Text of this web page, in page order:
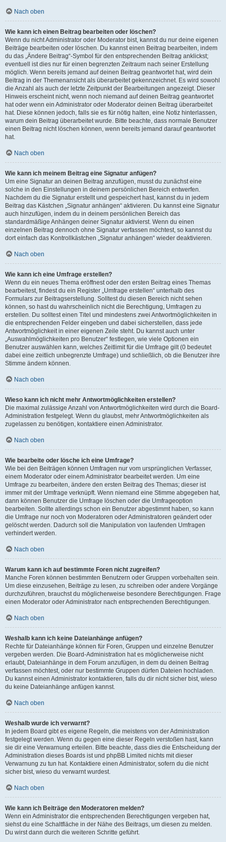
Nach oben
Wie kann ich einen Beitrag bearbeiten oder löschen?
Wenn du nicht Administrator oder Moderator bist, kannst du nur deine eigenen
Beiträge bearbeiten oder löschen. Du kannst einen Beitrag bearbeiten, indem
du das „Ändere Beitrag“-Symbol für den entsprechenden Beitrag anklickst;
eventuell ist dies nur für einen begrenzten Zeitraum nach seiner Erstellung
möglich. Wenn bereits jemand auf deinen Beitrag geantwortet hat, wird dein
Beitrag in der Themenansicht als überarbeitet gekennzeichnet. Es wird sowohl
die Anzahl als auch der letzte Zeitpunkt der Bearbeitungen angezeigt. Dieser
Hinweis erscheint nicht, wenn noch niemand auf deinen Beitrag geantwortet
hat oder wenn ein Administrator oder Moderator deinen Beitrag überarbeitet
hat. Diese können jedoch, falls sie es für nötig halten, eine Notiz hinterlassen,
warum dein Beitrag überarbeitet wurde. Bitte beachte, dass normale Benutzer
einen Beitrag nicht löschen können, wenn bereits jemand darauf geantwortet
hat.
Nach oben
Wie kann ich meinem Beitrag eine Signatur anfügen?
Um eine Signatur an deinen Beitrag anzufügen, musst du zunächst eine
solche in den Einstellungen in deinem persönlichen Bereich entwerfen.
Nachdem du die Signatur erstellt und gespeichert hast, kannst du in jedem
Beitrag das Kästchen „Signatur anhängen“ aktivieren. Du kannst eine Signatur
auch hinzufügen, indem du in deinem persönlichen Bereich das
standardmäßige Anhängen deiner Signatur aktivierst. Wenn du einen
einzelnen Beitrag dennoch ohne Signatur verfassen möchtest, so kannst du
dort einfach das Kontrollkästchen „Signatur anhängen“ wieder deaktivieren.
Nach oben
Wie kann ich eine Umfrage erstellen?
Wenn du ein neues Thema eröffnest oder den ersten Beitrag eines Themas
bearbeitest, findest du ein Register „Umfrage erstellen“ unterhalb des
Formulars zur Beitragserstellung. Solltest du diesen Bereich nicht sehen
können, so hast du wahrscheinlich nicht die Berechtigung, Umfragen zu
erstellen. Du solltest einen Titel und mindestens zwei Antwortmöglichkeiten in
die entsprechenden Felder eingeben und dabei sicherstellen, dass jede
Antwortmöglichkeit in einer eigenen Zeile steht. Du kannst auch unter
„Auswahlmöglichkeiten pro Benutzer“ festlegen, wie viele Optionen ein
Benutzer auswählen kann, welches Zeitlimit für die Umfrage gilt (0 bedeutet
dabei eine zeitlich unbegrenzte Umfrage) und schließlich, ob die Benutzer ihre
Stimme ändern können.
Nach oben
Wieso kann ich nicht mehr Antwortmöglichkeiten erstellen?
Die maximal zulässige Anzahl von Antwortmöglichkeiten wird durch die Board-
Administration festgelegt. Wenn du glaubst, mehr Antwortmöglichkeiten als
zugelassen zu benötigen, kontaktiere einen Administrator.
Nach oben
Wie bearbeite oder lösche ich eine Umfrage?
Wie bei den Beiträgen können Umfragen nur vom ursprünglichen Verfasser,
einem Moderator oder einem Administrator bearbeitet werden. Um eine
Umfrage zu bearbeiten, ändere den ersten Beitrag des Themas; dieser ist
immer mit der Umfrage verknüpft. Wenn niemand eine Stimme abgegeben hat,
dann können Benutzer die Umfrage löschen oder die Umfrageoption
bearbeiten. Sollte allerdings schon ein Benutzer abgestimmt haben, so kann
die Umfrage nur noch von Moderatoren oder Administratoren geändert oder
gelöscht werden. Dadurch soll die Manipulation von laufenden Umfragen
verhindert werden.
Nach oben
Warum kann ich auf bestimmte Foren nicht zugreifen?
Manche Foren können bestimmten Benutzern oder Gruppen vorbehalten sein.
Um diese einzusehen, Beiträge zu lesen, zu schreiben oder andere Vorgänge
durchzuführen, brauchst du möglicherweise besondere Berechtigungen. Frage
einen Moderator oder Administrator nach entsprechenden Berechtigungen.
Nach oben
Weshalb kann ich keine Dateianhänge anfügen?
Rechte für Dateianhänge können für Foren, Gruppen und einzelne Benutzer
vergeben werden. Die Board-Administration hat es möglicherweise nicht
erlaubt, Dateianhänge in dem Forum anzufügen, in dem du deinen Beitrag
verfassen möchtest, oder nur bestimmte Gruppen dürfen Dateien hochladen.
Du kannst einen Administrator kontaktieren, falls du dir nicht sicher bist, wieso
du keine Dateianhänge anfügen kannst.
Nach oben
Weshalb wurde ich verwarnt?
In jedem Board gibt es eigene Regeln, die meistens von der Administration
festgelegt werden. Wenn du gegen eine dieser Regeln verstoßen hast, kann
sie dir eine Verwarnung erteilen. Bitte beachte, dass dies die Entscheidung der
Administration dieses Boards ist und phpBB Limited nichts mit dieser
Verwarnung zu tun hat. Kontaktiere einen Administrator, sofern du die nicht
sicher bist, wieso du verwarnt wurdest.
Nach oben
Wie kann ich Beiträge den Moderatoren melden?
Wenn ein Administrator die entsprechenden Berechtigungen vergeben hat,
siehst du eine Schaltfläche in der Nähe des Beitrags, um diesen zu melden.
Du wirst dann durch die weiteren Schritte geführt.